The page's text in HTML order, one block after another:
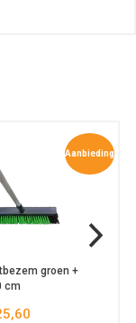
Aanbieding
groen +
cm